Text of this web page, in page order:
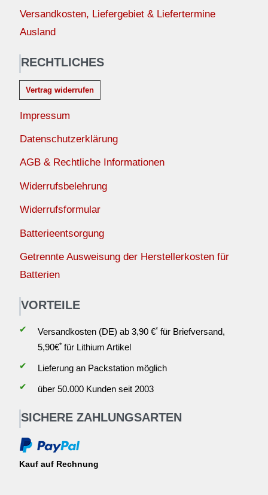
Versandkosten, Liefergebiet & Liefertermine
Ausland
RECHTLICHES
Vertrag widerrufen
Impressum
Datenschutzerklärung
AGB & Rechtliche Informationen
Widerrufsbelehrung
Widerrufsformular
Batterieentsorgung
Getrennte Ausweisung der Herstellerkosten für
Batterien
VORTEILE
✔ Versandkosten (DE) ab 3,90 €*für Briefversand,
5,90€*für Lithium Artikel
✔
Lieferung an Packstation möglich
✔
über 50.000 Kunden seit 2003
SICHERE ZAHLUNGSARTEN
Kauf auf Rechnung